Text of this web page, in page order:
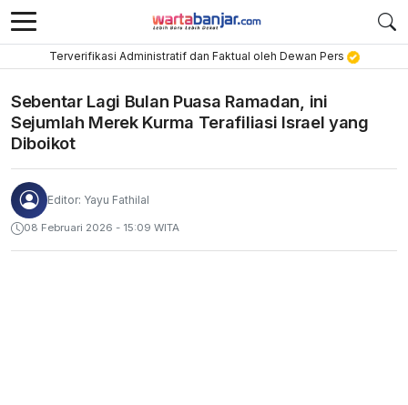
Terverifikasi Administratif dan Faktual oleh Dewan Pers
Sebentar Lagi Bulan Puasa Ramadan, ini
Sejumlah Merek Kurma Terafiliasi Israel yang
Diboikot
Editor: Yayu Fathilal
08 Februari 2026 - 15:09 WITA